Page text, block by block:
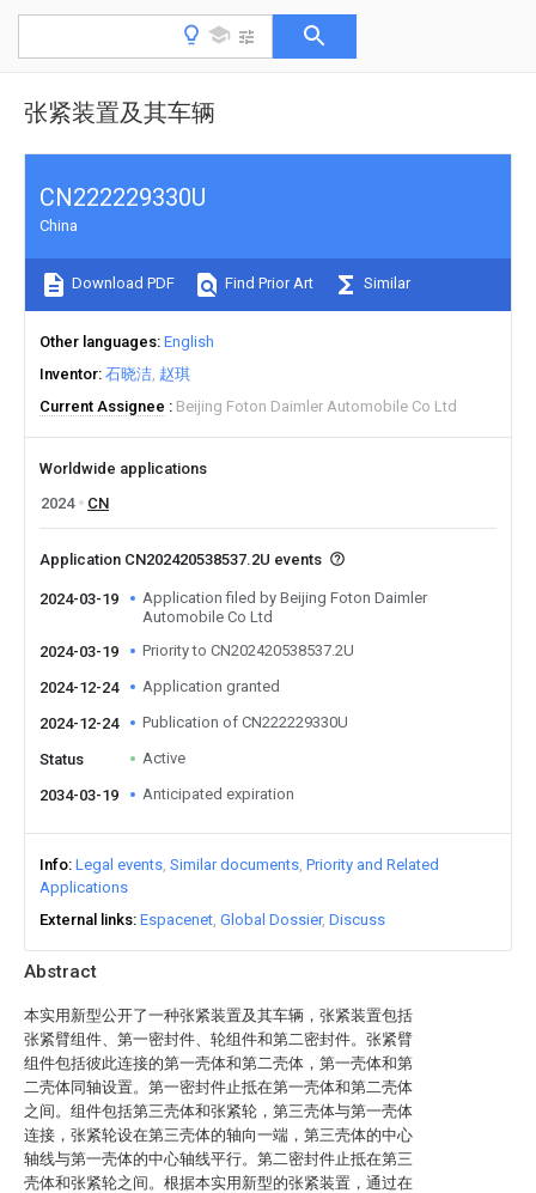
张紧装置及其车辆
Abstract
本实用新型公开了一种张紧装置及其车辆，张紧装置包括
张紧臂组件、第一密封件、轮组件和第二密封件。张紧臂
组件包括彼此连接的第一壳体和第二壳体，第一壳体和第
二壳体同轴设置。第一密封件止抵在第一壳体和第二壳体
之间。组件包括第三壳体和张紧轮，第三壳体与第一壳体
连接，张紧轮设在第三壳体的轴向一端，第三壳体的中心
轴线与第一壳体的中心轴线平行。第二密封件止抵在第三
壳体和张紧轮之间。根据本实用新型的张紧装置，通过在
CN222229330U
China
Download PDF Find Prior Art Similar
Other languages English
Inventor 石晓洁 赵琪
Current Assignee
Beijing Foton Daimler Automobile Co Ltd
Worldwide applications
2024
CN
Application CN202420538537.2U events
2024-03-19
Application filed by Beijing Foton Daimler
Automobile Co Ltd
2024-03-19
Priority to CN202420538537.2U
2024-12-24 Application granted
2024-12-24 Publication of CN222229330U
Status Active
2034-03-19 Anticipated expiration
Info Legal events Similar documents Priority and Related
Applications
External links Espacenet Global Dossier Discuss